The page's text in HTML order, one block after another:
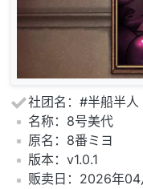
社团名：#半船半人
️名称：8号美代
️原名：8番ミヨ
️版本：v1.0.1
贩卖日：2026年